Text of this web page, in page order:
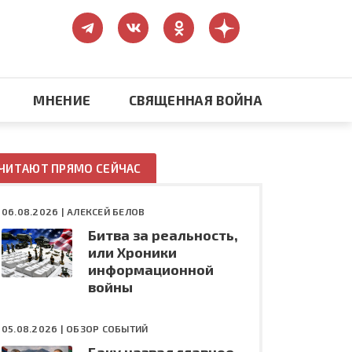
Конфликт на Украине
МНЕНИЕ СВЯЩЕННАЯ ВОЙНА
ПРЯМО СЕЙЧАС
06.08.2026 |АЛЕКСЕЙ БЕЛОВ
Битва за реальность,
или Хроники
информационной
войны
05.08.2026 | ОБЗОР СОБЫТИЙ